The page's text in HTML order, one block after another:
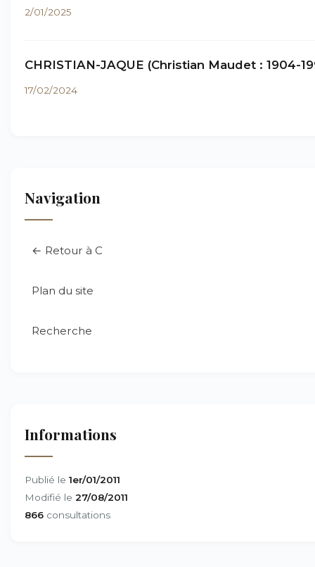
2/01/2025
CHRISTIAN-JAQUE (Christian Maudet : 1904-
17/02/2024
Navigation
← Retour à C
Plan du site
Recherche
Informations
Publié le 1er/01/2011
Modifié le 27/08/2011
866 consultations